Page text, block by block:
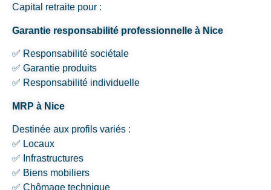
Capital retraite pour :
Garantie responsabilité professionnelle à Nice
✅ Responsabilité sociétale
✅ Garantie produits
✅ Responsabilité individuelle
MRP à Nice
Destinée aux profils variés :
✅ Locaux
✅ Infrastructures
✅ Biens mobiliers
✅ Chômage technique